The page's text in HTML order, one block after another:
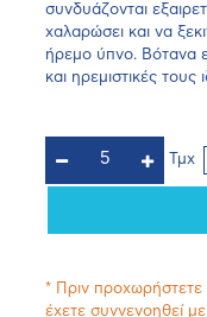
συνδυάζονται
χαλαρώσει και να
ήρεμο ύπνο. Βότανα
και ηρεμιστικές τους
Τμχ
* Πριν προχωρήστετε
έχετε συννενοηθεί